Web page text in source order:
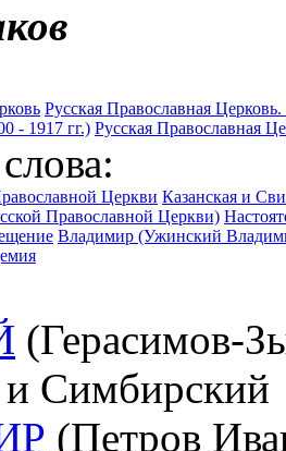
Русская Православная
- 1917 гг.) Русская Православная
Церкви Казанская и
Православной Церкви)
Владимир (Ужинский
(Герасимов-
и Симбирский
(Петров